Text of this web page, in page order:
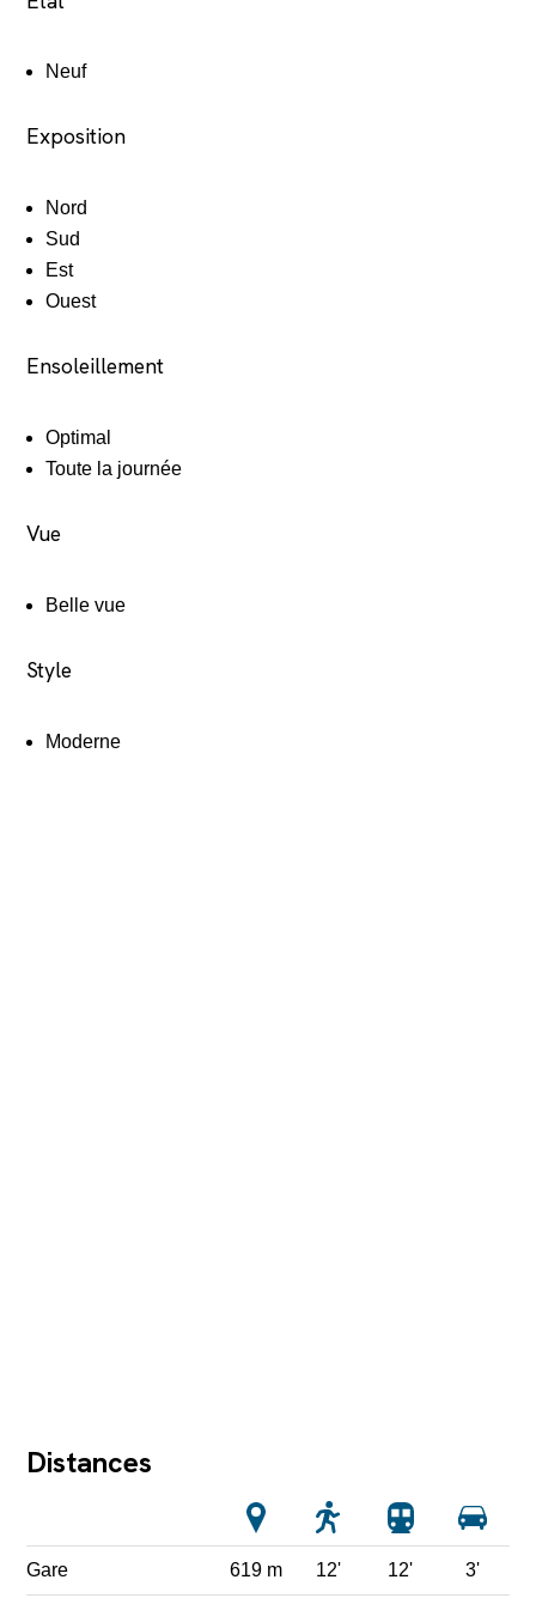
Neuf
Exposition
Nord
Sud
Est
Ouest
Ensoleillement
Optimal
Toute la journée
Vue
Belle vue
Style
Moderne
Distances
Gare 619 m 12' 12' 3'